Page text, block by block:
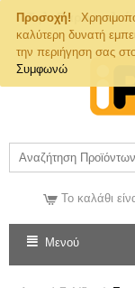
Προσοχή!
καλύτερη δυνατή
την περιήγηση σας
Συμφωνώ
Τηλ.
Το καλάθι
Μενού